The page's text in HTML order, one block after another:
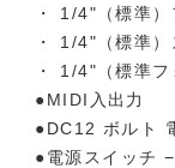
・ 1/4"（標準
・ 1/4"（標準
・ 1/4"（標準
●MIDI入出力
●DC12 ボルト
●電源スイッチ